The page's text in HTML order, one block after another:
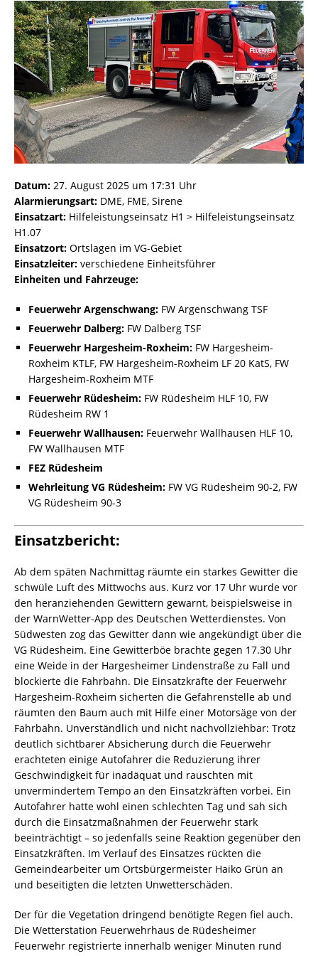
Datum: 27. August 2025 um 17:31 Uhr
Alarmierungsart: DME, FME, Sirene
Einsatzart: Hilfeleistungseinsatz H1 > Hilfeleistungseinsatz
H1.07
Einsatzort: Ortslagen im VG-Gebiet
Einsatzleiter: verschiedene Einheitsführer
Einheiten und Fahrzeuge:
Feuerwehr Argenschwang: FW Argenschwang TSF
Feuerwehr Dalberg: FW Dalberg TSF
Feuerwehr Hargesheim-Roxheim: FW Hargesheim-
Roxheim KTLF, FW Hargesheim-Roxheim LF 20 KatS, FW
Hargesheim-Roxheim MTF
Feuerwehr Rüdesheim: FW Rüdesheim HLF 10, FW
Rüdesheim RW 1
Feuerwehr Wallhausen: Feuerwehr Wallhausen HLF 10,
FW Wallhausen MTF
FEZ Rüdesheim
Wehrleitung VG Rüdesheim: FW VG Rüdesheim 90-2, FW
VG Rüdesheim 90-3
Einsatzbericht:
Ab dem späten Nachmittag räumte ein starkes Gewitter die
schwüle Luft des Mittwochs aus. Kurz vor 17 Uhr wurde vor
den heranziehenden Gewittern gewarnt, beispielsweise in
der WarnWetter-App des Deutschen Wetterdienstes. Von
Südwesten zog das Gewitter dann wie angekündigt über die
VG Rüdesheim. Eine Gewitterböe brachte gegen 17.30 Uhr
eine Weide in der Hargesheimer Lindenstraße zu Fall und
blockierte die Fahrbahn. Die Einsatzkräfte der Feuerwehr
Hargesheim-Roxheim sicherten die Gefahrenstelle ab und
räumten den Baum auch mit Hilfe einer Motorsäge von der
Fahrbahn. Unverständlich und nicht nachvollziehbar: Trotz
deutlich sichtbarer Absicherung durch die Feuerwehr
erachteten einige Autofahrer die Reduzierung ihrer
Geschwindigkeit für inadäquat und rauschten mit
unvermindertem Tempo an den Einsatzkräften vorbei. Ein
Autofahrer hatte wohl einen schlechten Tag und sah sich
durch die Einsatzmaßnahmen der Feuerwehr stark
beeinträchtigt – so jedenfalls seine Reaktion gegenüber den
Einsatzkräften. Im Verlauf des Einsatzes rückten die
Gemeindearbeiter um Ortsbürgermeister Haiko Grün an
und beseitigten die letzten Unwetterschäden.
Der für die Vegetation dringend benötigte Regen fiel auch.
Die Wetterstation Feuerwehrhaus de Rüdesheimer
Feuerwehr registrierte innerhalb weniger Minuten rund